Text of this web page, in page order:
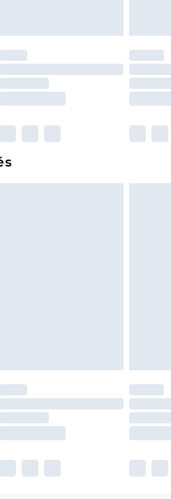
articles pour la maison,
matelas, les
doivent être inutilisés